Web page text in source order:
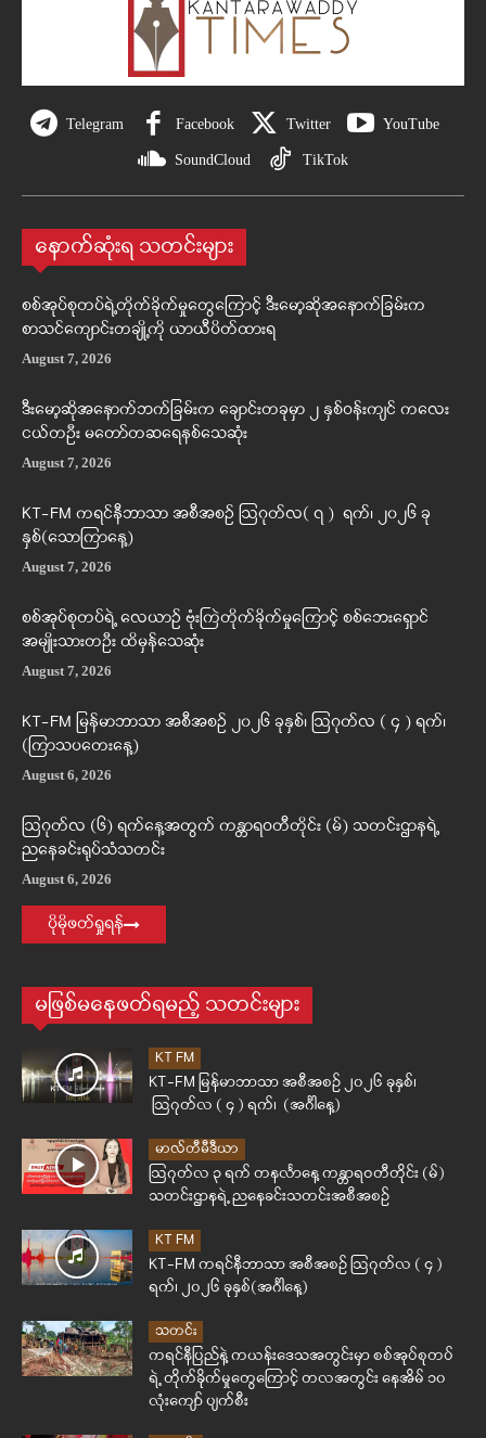
Telegram Facebook Twitter YouTube
SoundCloud TikTok
နောက်ဆုံးရ သတင်းများ
စစ်အုပ်စုတပ်ရဲ့တိုက်ခိုက်မှုတွေကြောင့် ဒီးမော့ဆိုအနောက်ခြမ်းက
စာသင်ကျောင်းတချို့ကို ယာယီပိတ်ထားရ
August 7, 2026
ဒီးမော့ဆိုအနောက်ဘက်ခြမ်းက ချောင်းတခုမှာ ၂ နှစ်ဝန်းကျင် ကလေး
ငယ်တဦး မတော်တဆရေနစ်သေဆုံး
August 7, 2026
KT-FM ကရင်နီဘာသာ အစီအစဉ် ဩဂုတ်လ( ၇ ) ရက်၊ ၂၀၂၆ ခု
နှစ်(သောကြာနေ့)
August 7, 2026
စစ်အုပ်စုတပ်ရဲ့ လေယာဉ် ဗုံးကြဲတိုက်ခိုက်မှုကြောင့် စစ်ဘေးရှောင်
အမျိုးသားတဦး ထိမှန်သေဆုံး
August 7, 2026
KT-FM မြန်မာဘာသာ အစီအစဉ် ၂၀၂၆ ခုနှစ်၊ ဩဂုတ်လ ( ၄ ) ရက်၊
(ကြာသပတေးနေ့)
August 6, 2026
ဩဂုတ်လ (၆) ရက်နေ့အတွက် ကန္တာရဝတီတိုင်း (မ်) သတင်းဌာနရဲ့
ညနေခင်းရုပ်သံသတင်း
August 6, 2026
ပိုမိုဖတ်ရှုရန်
မဖြစ်မနေဖတ်ရမည့် သတင်းများ
KT FM
KT-FM မြန်မာဘာသာ အစီအစဉ် ၂၀၂၆ ခုနှစ်၊
ဩဂုတ်လ ( ၄ ) ရက်၊ (အင်္ဂါနေ့)
မာလ်တီမီဒီယာ
ဩဂုတ်လ ၃ ရက် တနင်္လာနေ့ ကန္တာရဝတီတိုင်း (မ်)
သတင်းဌာနရဲ့ ညနေခင်းသတင်းအစီအစဉ်
KT FM
KT-FM ကရင်နီဘာသာ အစီအစဉ် ဩဂုတ်လ ( ၄ )
ရက်၊ ၂၀၂၆ ခုနှစ်(အင်္ဂါနေ့)
သတင်း
ကရင်နီပြည်နဲ့ ကယန်းဒေသအတွင်းမှာ စစ်အုပ်စုတပ်
ရဲ့ တိုက်ခိုက်မှုတွေကြောင့် တလအတွင်း နေအိမ် ၁၀
လုံးကျော် ပျက်စီး